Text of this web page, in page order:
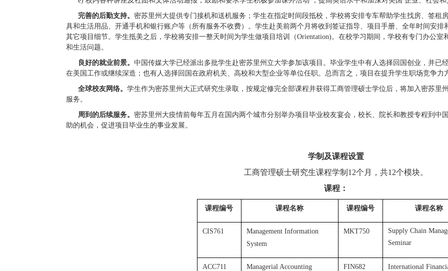
完善的后勤支持。 密苏里州大提供专门接机和送机服务；学生在指定时间段抵校，学校将安排专车帮助学生找房、签租
具和生活用品、开通手机和银行账户等 （所有服务不收费）。学生赴美前两个月将收到签证指导、项目手册、全年时间安
其它项目细节。学生抵美之后，学校将安排一整天时间为学生做项目培训（Orientation)。在校学习期间，学校有专门 办公室
和生活问题。
良好的就业前景。 中国传媒大学已经派出 多批学生赴密苏里州立大学参加该项目。毕业学生中有人选择回国创业，并已
在美国工作或继续深造；也有人选择回国在政府机关、高校和大型企业等单位任职。总而言之，项目在提升学生职场竞争力
全球校友网络。 学生作为密苏里州大正式研究生录取，按规定修完全部课程并获得工商管理硕士学位后，将加入密苏里
服务。
周到的后续服务。 密苏里州大疫情前每年五月在国内两个城市分别举办项目 毕业校友宴会，校长、院长和教授专程到中
助的机会，促进项目毕业生的事业发展。
学制及课程设置
工商管理硕士研究生课程学制 12个月， 共12个模块。
课程：
课程编号 课程名称 课程编号 课程名称
CIS761
Management Information
System
MKT750
Supply Chain
Seminar
ACC711 Managerial Accounting FIN682
International